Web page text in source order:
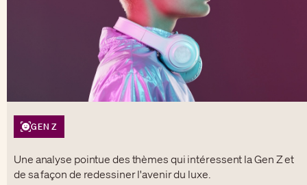
GEN Z
Une analyse pointue des thèmes qui intéressent la Gen Z et
de sa façon de redessiner l'avenir du luxe.